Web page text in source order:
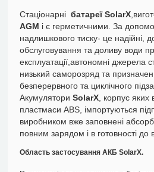
Стаціонарні батареї SolarX
AGM і є герметичними. За
надлишкового тиску- це надійні,
обслуговування та доливу води
експлуатації,автономні джерела
низький саморозряд та
безперервного та циклічного
АкумуляториSolarX , корпус яких
пластмаси ABS, імпортуються
виробником вже заповнені
повним зарядом і в готовності до
Область застосування АКБ SolarX.